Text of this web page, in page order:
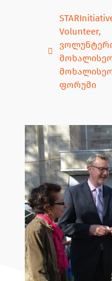
Volunteer,
ფორუმი